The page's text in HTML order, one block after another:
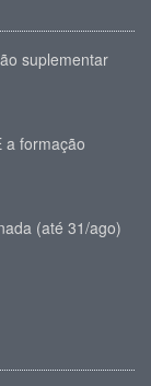
suplementar
formação
(até 31/ago)